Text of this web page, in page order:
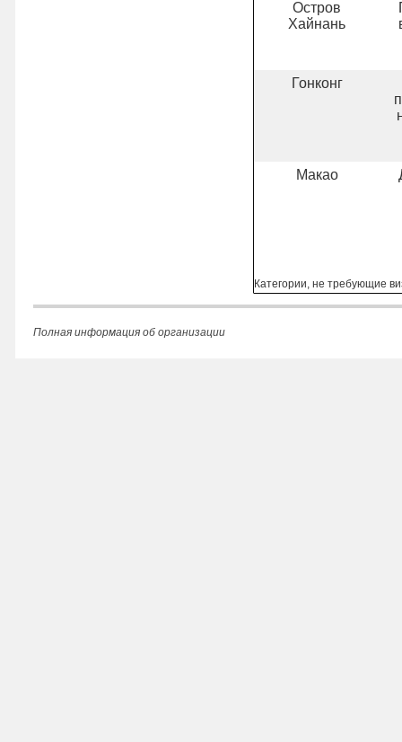
Остров
Хайнань
Гонконг
Макао
Категории, не требующие
Полная информация об организации